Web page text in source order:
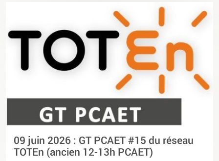
09 juin 2026 : GT PCAET #15 du réseau
TOTEn (ancien 12-13h PCAET)